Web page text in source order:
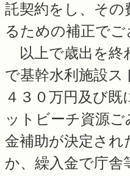
託契約をし、その
るための補正で
以上で歳出を終
で基幹水利施設
４３０万円及び
ットビーチ資源
金補助が決定され
か、繰入金で庁舎